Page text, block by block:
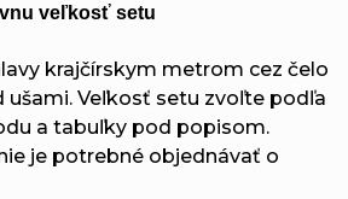
veľkosť setu
krajčírskym metrom cez čelo
ušami. Veľkosť setu zvoľte podľa
a tabuľky pod popisom.
je potrebné objednávať o